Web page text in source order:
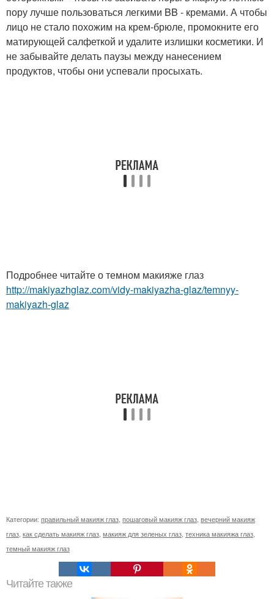
пору лучше пользоваться легкими BB - кремами. А чтобы
лицо не стало похожим на крем-брюле, промокните его
матирующей салфеткой и удалите излишки косметики. И
не забывайте делать паузы между нанесением
продуктов, чтобы они успевали просыхать.
Подробнее читайте о темном макияже глаз
http://makiyazhglaz.com/vidy-makiyazha-glaz/temnyy-
makiyazh-glaz
Категории: правильный макияж глаз пошаговый макияж глаз вечерний макияж
глаз как сделать макияж глаз макияж для зеленых глаз техника макияжа глаз
темный макияж глаз
Читайте также